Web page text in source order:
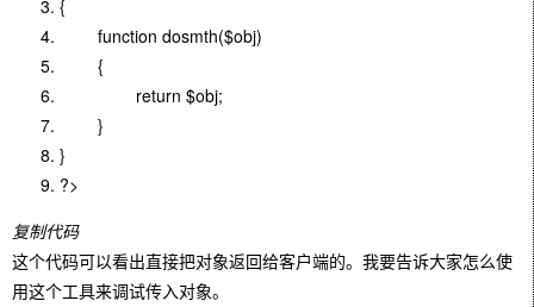
{
function dosmth($obj)
{
return $obj;
}
}
?>
复制代码
这个代码可以看出直接把对象返回给客户端的。我要告诉大家怎么使
用这个工具来调试传入对象。